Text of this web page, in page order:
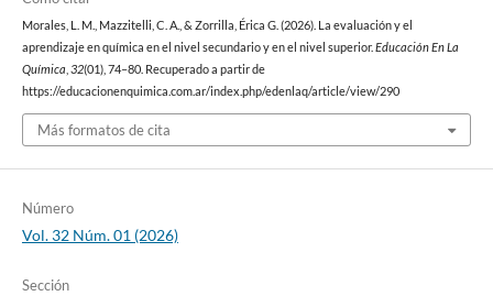
Morales, L. M., Mazzitelli, C. A., & Zorrilla, Érica G. (2026). La evaluación y el
aprendizaje en química en el nivel secundario y en el nivel superior. Educación En La
Química 32(01), 74–80. Recuperado a partir de
https://educacionenquimica.com.ar/index.php/edenlaq/article/view/290
Más formatos de cita
Número
Vol. 32 Núm. 01 (2026)
Sección